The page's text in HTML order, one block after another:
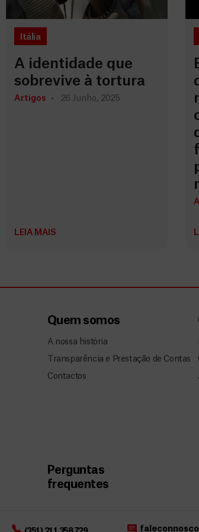
Itália
A identidade que
sobrevive à tortura
Artigos 26 Junho, 2025
LEIA MAIS
Quem somos
A nossa história
Transparência e Prestação de Contas
Contactos
Perguntas
frequentes